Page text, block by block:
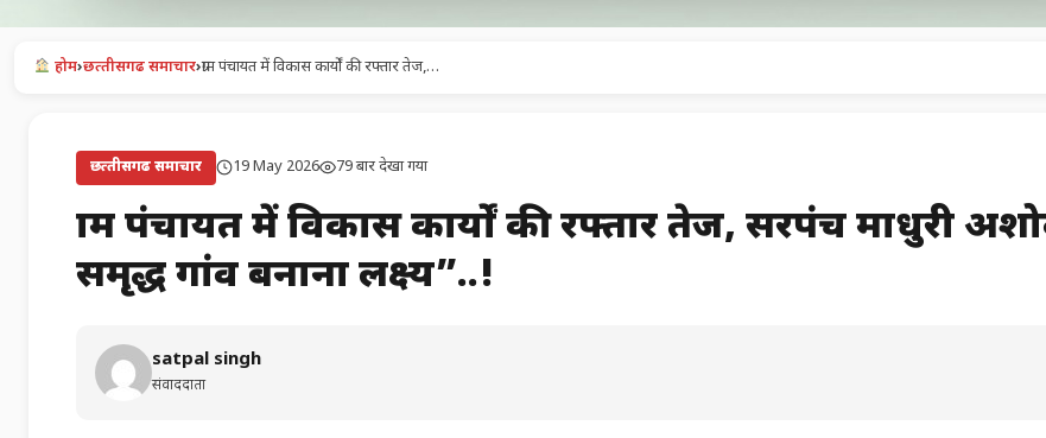
होम›छत्‍तीसगढ समाचार›ग्राम पंचायत में विकास कार्यों की रफ्तार तेज,…
छत्‍तीसगढ समाचार 19 May 2026 79 बार देखा गया
ग्राम पंचायत में विकास कार्यों की रफ्तार तेज, सरपंच माधुरी
समृद्ध गांव बनाना लक्ष्य”..!
satpal singh
संवाददाता